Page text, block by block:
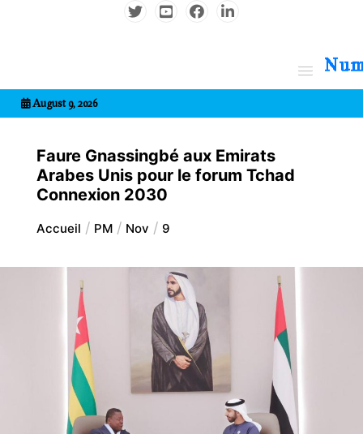
August 9, 2026
Faure Gnassingbé aux Emirats
Arabes Unis pour le forum Tchad
Connexion 2030
Accueil PM Nov 9